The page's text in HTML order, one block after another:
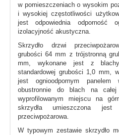
w pomieszczeniach o wysokim
i wysokiej częstotliwości
jest odpowiednia odporność
izolacyjność akustyczna.
Skrzydło drzwi
grubości 64 mm z trójstronną
mm, wykonane jest z
standardowej grubości 1,0 mm,
jest ognioodpornym panelem
obustronnie do blach na
wyprofilowanym miejscu na
skrzydła umieszczona jest
przeciwpożarowa.
W typowym zestawie skrzydło